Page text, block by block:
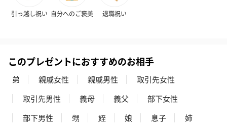
引っ越し祝い 自分へのご褒美 退職祝い
このプレゼントにおすすめのお相手
弟 親戚女性 親戚男性
取引先女性
取引先男性
義母 義父
部下女性
部下男性
甥 姪 娘 息子
姉